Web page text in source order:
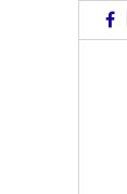
Skip
to